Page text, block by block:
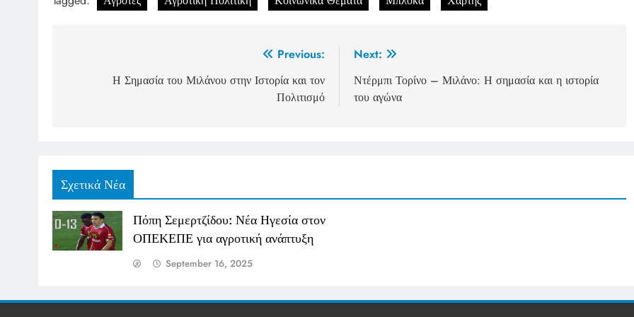
navigation
Previous:
Η Σημασία του Μιλάνου στην Ιστορία και τον
Πολιτισμό
Next:
Ντέρμπι Τορίνο – Μιλάνο: Η σημασία και η ιστορία
του αγώνα
Σχετικά Νέα
Πόπη Σεμερτζίδου: Νέα Ηγεσία στον
ΟΠΕΚΕΠΕ για αγροτική ανάπτυξη
September 16, 2025